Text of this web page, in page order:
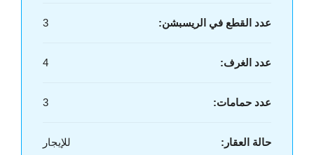
عدد القطع في الريسبشن: 3
عدد الغرف: 4
عدد حمامات: 3
حالة العقار: للإيجار